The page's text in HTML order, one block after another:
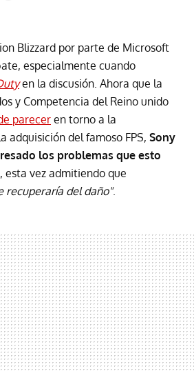
Blizzard por parte de Microsoft
especialmente cuando
en la discusión. Ahora que la
y Competencia del Reino unido
pareceren torno a la
adquisición del famoso FPS, Sony
los problemas que esto
, esta vez admitiendo que
recuperaría del daño".